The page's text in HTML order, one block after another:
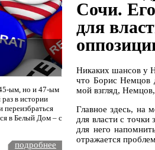
45-ым, но и 47-ым
в истории
в Белый Дом – с
подробнее
Сочи.
для
Никаких шансов у
что Борис Немцов
мой взгляд,
Главное здесь, на
для власти с
для него
отражается